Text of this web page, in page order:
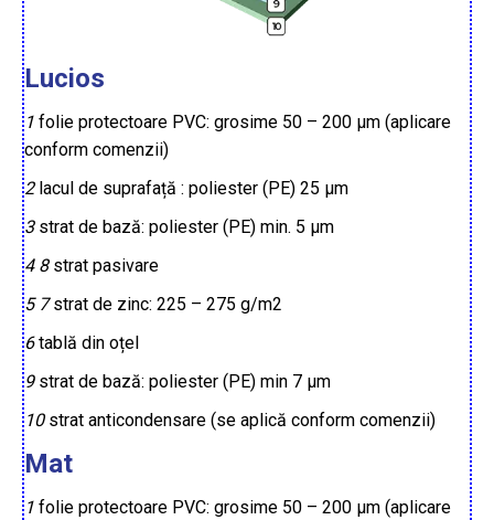
Lucios
1 folie protectoare PVC: grosime 50 – 200 µm (aplicare
conform comenzii)
2lacul de suprafață : poliester (PE) 25 µm
3strat de bază: poliester (PE) min. 5 µm
4 8strat pasivare
5 7strat de zinc: 225 – 275 g/m2
6tablă din oțel
9strat de bază: poliester (PE) min 7 µm
10strat anticondensare (se aplică conform comenzii)
Mat
1 folie protectoare PVC: grosime 50 – 200 µm (aplicare